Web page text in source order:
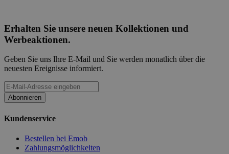
Erhalten Sie unsere neuen Kollektionen und
Werbeaktionen.
Geben Sie uns Ihre E-Mail und Sie werden monatlich über die
neuesten Ereignisse informiert.
Abonnieren
Kundenservice
Bestellen bei Emob
Zahlungsmöglichkeiten